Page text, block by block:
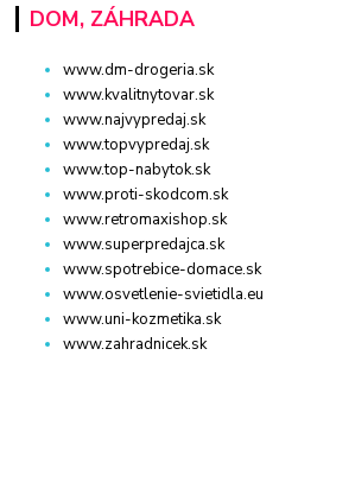
DOM, ZÁHRADA
www.dm-drogeria.sk
www.kvalitnytovar.sk
www.najvypredaj.sk
www.topvypredaj.sk
www.top-nabytok.sk
www.proti-skodcom.sk
www.retromaxishop.sk
www.superpredajca.sk
www.spotrebice-domace.sk
www.osvetlenie-svietidla.eu
www.uni-kozmetika.sk
www.zahradnicek.sk